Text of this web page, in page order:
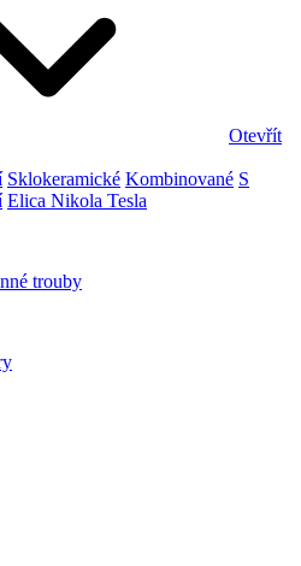
Otevřít
Sklokeramické Kombinované S
Elica Nikola Tesla
trouby